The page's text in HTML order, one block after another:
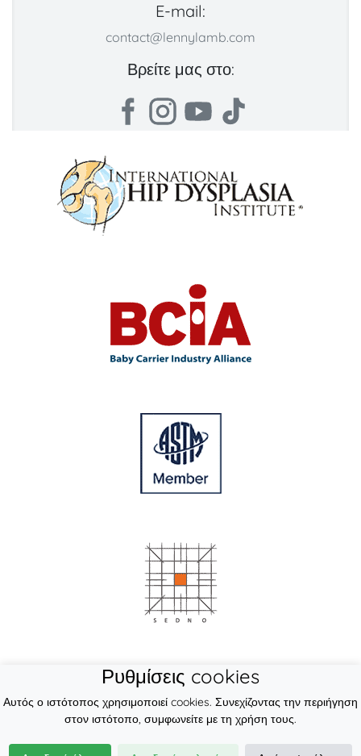
E-mail:
contact@lennylamb.com
Βρείτε μας στο:
Ρυθμίσεις cookies
Αυτός ο ιστότοπος χρησιμοποιεί cookies. Συνεχίζοντας την περιήγηση
στον ιστότοπο, συμφωνείτε με τη χρήση τους.